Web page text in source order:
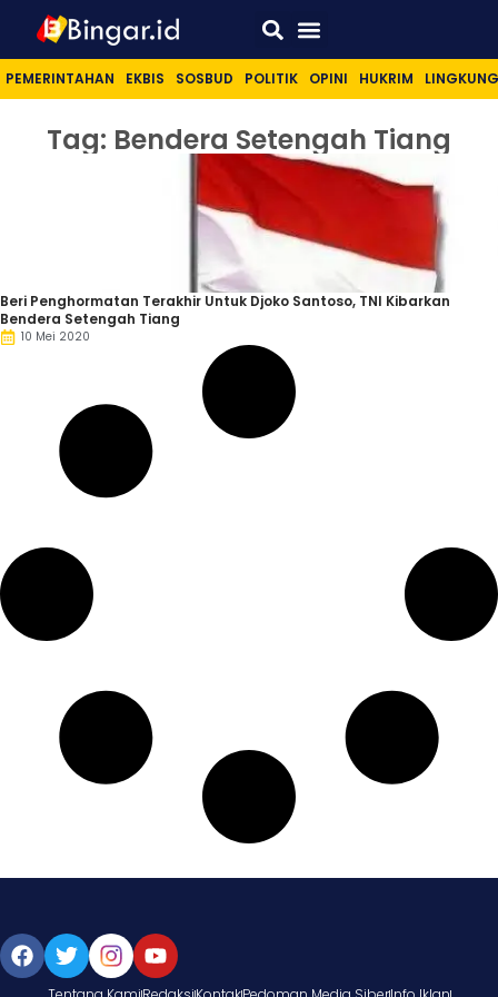
PEMERINTAHAN EKBIS SOSBUD POLITIK OPINI HUKRIM
Tag: Bendera Setengah Tiang
Beri Penghormatan Terakhir Untuk Djoko Santoso, TNI Kibarkan
Bendera Setengah Tiang
10 Mei 2020